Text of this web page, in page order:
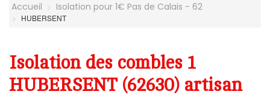
Accueil Isolation pour 1€ Pas de Calais - 62
HUBERSENT
Isolation des combles 1
HUBERSENT (62630) artisan